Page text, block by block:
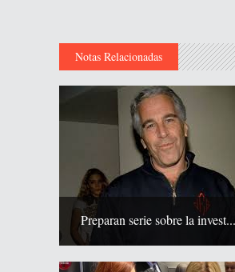
Notas Relacionadas
Preparan serie sobre la invest...